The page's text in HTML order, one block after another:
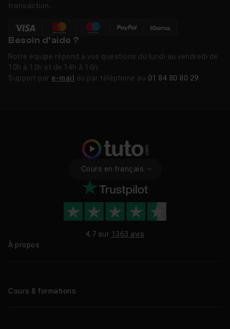
transaction.
Besoin d’aide ?
Notre équipe répond à vos questions du lundi au vendredi de
10h à 12h et de 14h à 16h.
Support par e-mail ou par téléphone au 01 84 80 80 29
Cours en français
4.7 sur 1363 avis
À propos
Cours & formations